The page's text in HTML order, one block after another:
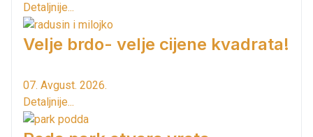
Detaljnije...
Velje brdo- velje cijene kvadrata!
07. Avgust. 2026.
Detaljnije...